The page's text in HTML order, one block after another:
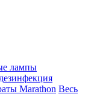
лампы
Marathon Весь